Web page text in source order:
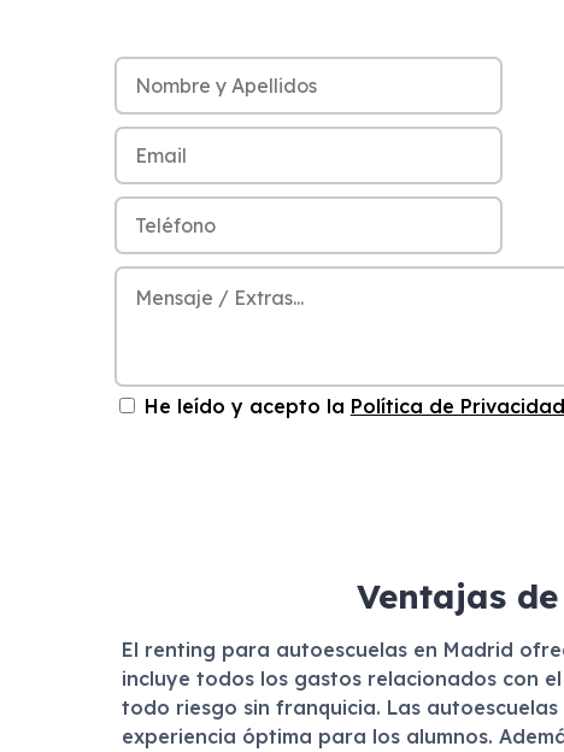
He leído y acepto la Política de Privacidad
Ventajas
El renting para autoescuelas en Madrid
incluye todos los gastos relacionados con
todo riesgo sin franquicia. Las
experiencia óptima para los alumnos.